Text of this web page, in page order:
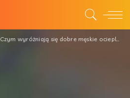
Czym wyróżniają się dobre męskie ocieplane buty robocze?